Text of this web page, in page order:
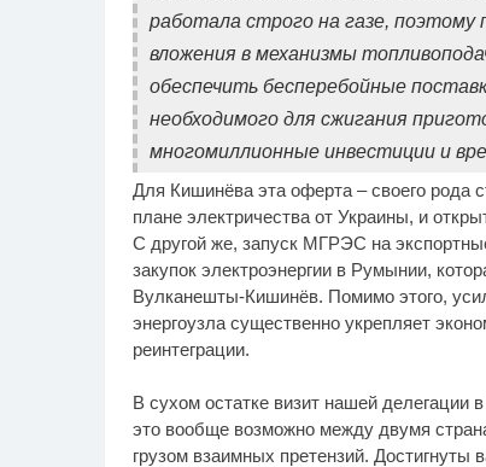
работала строго на газе,
вложения в механизмы
обеспечить бесперебойные
необходимого для сжигания
многомиллионные инвестиции и
Для Кишинёва эта оферта – своего рода
плане электричества от Украины, и
С другой же, запуск МГРЭС на
закупок электроэнергии в Румынии,
Вулканешты-Кишинёв. Помимо этого,
энергоузла существенно укрепляет
реинтеграции.
В сухом остатке визит нашей делегации
это вообще возможно между двумя
грузом взаимных претензий. Достигнуты